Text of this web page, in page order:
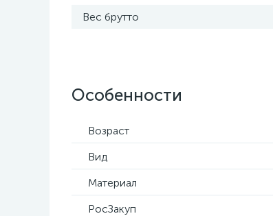
Вес брутто
Особенности
Возраст
Вид
Материал
РосЗакуп